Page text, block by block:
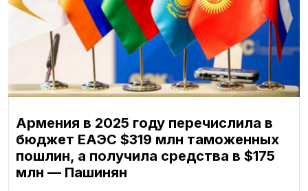
Армения в 2025 году перечислила в
бюджет ЕАЭС $319 млн таможенных
пошлин, а получила средства в $175
млн — Пашинян